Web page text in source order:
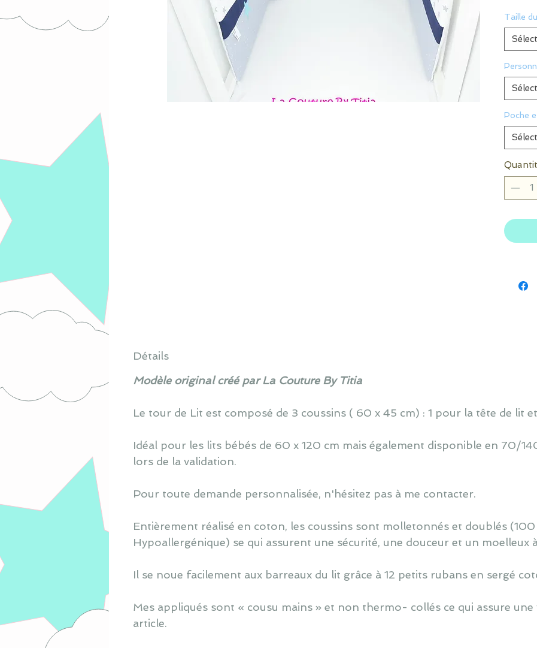
Taille
Poche
Détails
Modèle original créé par La Couture By Titia
Le tour de Lit est composé de 3 coussins ( 60 x 45 cm) : 1 pour la tête de lit
Idéal pour les lits bébés de 60 x 120 cm mais également disponible en 70/
lors de la validation.
Pour toute demande personnalisée, n'hésitez pas à me contacter.
Entièrement réalisé en coton, les coussins sont molletonnés et doublés (100
Hypoallergénique) se qui assurent une sécurité, une douceur et un moelleux
Il se noue facilement aux barreaux du lit grâce à 12 petits rubans en sergé
Mes appliqués sont « cousu mains » et non thermo- collés ce qui assure
article.